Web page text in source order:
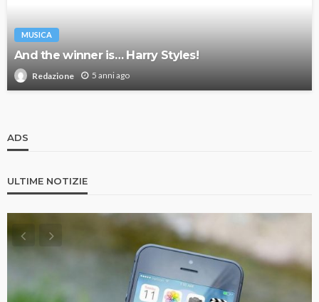
MUSICA
And the winner is… Harry Styles!
Redazione 5 anni ago
ADS
ULTIME NOTIZIE